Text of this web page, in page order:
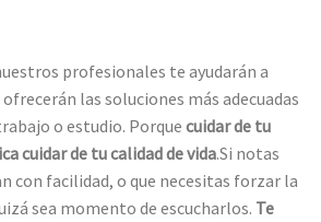
profesionales te ayudarán a
las soluciones más adecuadas
o estudio. Porque cuidar de tu
cuidar de tu calidad de vida.Si notas
con facilidad, o que necesitas forzar la
sea momento de escucharlos. Te